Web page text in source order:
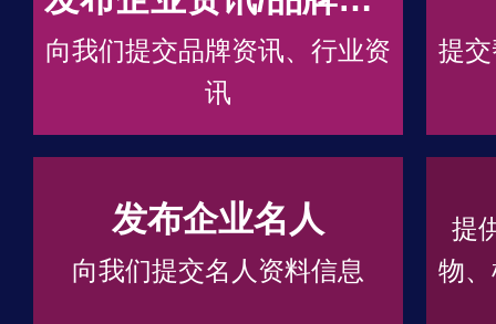
向我们提交品牌资讯、行业资
讯
提
发布企业名人
向我们提交名人资料信息
提
物